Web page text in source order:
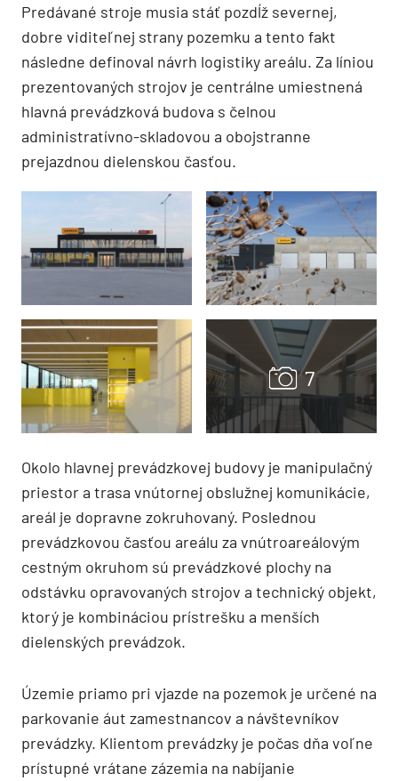
Predávané stroje musia stáť pozdĺž severnej,
dobre viditeľnej strany pozemku a tento fakt
následne definoval návrh logistiky areálu. Za líniou
prezentovaných strojov je centrálne umiestnená
hlavná prevádzková budova s čelnou
administratívno-skladovou a obojstranne
prejazdnou dielenskou časťou.
Okolo hlavnej prevádzkovej budovy je manipulačný
priestor a trasa vnútornej obslužnej komunikácie,
areál je dopravne zokruhovaný. Poslednou
prevádzkovou časťou areálu za vnútroareálovým
cestným okruhom sú prevádzkové plochy na
odstávku opravovaných strojov a technický objekt,
ktorý je kombináciou prístrešku a menších
dielenských prevádzok.
Územie priamo pri vjazde na pozemok je určené na
parkovanie áut zamestnancov a návštevníkov
prevádzky. Klientom prevádzky je počas dňa voľne
prístupné vrátane zázemia na nabíjanie